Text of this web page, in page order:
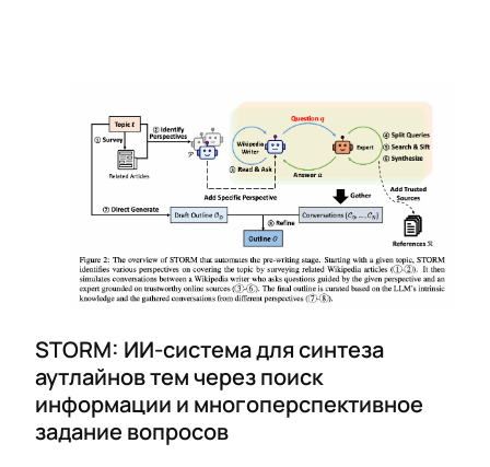
STORM: ИИ-система для синтеза
аутлайнов тем через поиск
информации и многоперспективное
задание вопросов